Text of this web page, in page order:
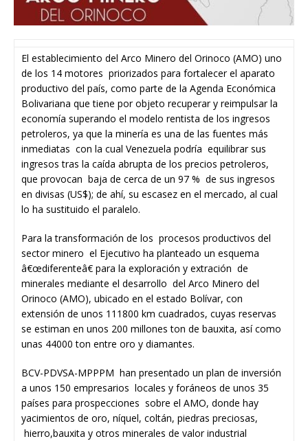
El establecimiento del Arco Minero del Orinoco (AMO) uno
de los 14 motores priorizados para fortalecer el aparato
productivo del país, como parte de la Agenda Económica
Bolivariana que tiene por objeto recuperar y reimpulsar la
economía superando el modelo rentista de los ingresos
petroleros, ya que la minería es una de las fuentes más
inmediatas con la cual Venezuela podría equilibrar sus
ingresos tras la caída abrupta de los precios petroleros,
que provocan baja de cerca de un 97 % de sus ingresos
en divisas (US$); de ahí, su escasez en el mercado, al cual
lo ha sustituido el paralelo.
Para la transformación de los procesos productivos del
sector minero el Ejecutivo ha planteado un esquema
â€œdiferenteâ€ para la exploración y extración de
minerales mediante el desarrollo del Arco Minero del
Orinoco (AMO), ubicado en el estado Bolívar, con
extensión de unos 111800 km cuadrados, cuyas reservas
se estiman en unos 200 millones ton de bauxita, así como
unas 44000 ton entre oro y diamantes.
BCV-PDVSA-MPPPM han presentado un plan de inversión
a unos 150 empresarios locales y foráneos de unos 35
países para prospecciones sobre el AMO, donde hay
yacimientos de oro, níquel, coltán, piedras preciosas,
hierro,bauxita y otros minerales de valor industrial